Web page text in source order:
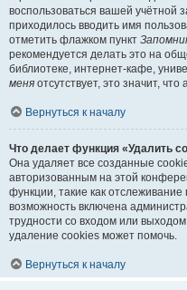
воспользоваться вашей учётной
приходилось вводить имя
отметить флажком пункт
рекомендуется делать это на
библиотеке, интернет-кафе,
меня отсутствует, это значит,
Вернуться к началу
Что делает функция «Удалить
Она удаляет все созданные
авторизованным на этой
функции, такие как
возможность включена
трудности со входом или
удаление cookies может помочь.
Вернуться к началу